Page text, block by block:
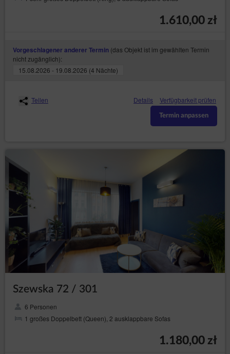
1.610,00 zł
Vorgeschlagener anderer Termin (das Objekt ist im gewählten Termin
nicht zugänglich):
15.08.2026 - 19.08.2026 (4 Nächte)
Teilen Details Verfügbarkeit prüfen
Termin anpassen
Szewska 72 / 301
6 Personen
1 großes Doppelbett (Queen), 2 ausklappbare Sofas
1.180,00 zł